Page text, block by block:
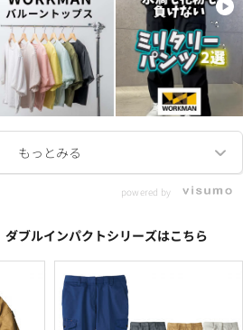
powered by
ダブルインパクトシリーズはこちら